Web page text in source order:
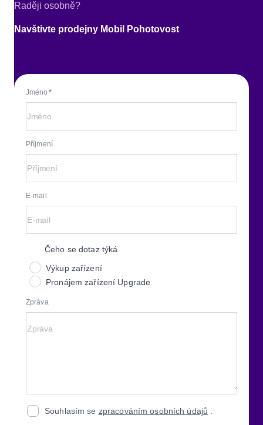
Raději osobně?
Navštivte prodejny Mobil Pohotovost
Jméno
Příjmení
E-mail
Čeho se dotaz týká
Výkup zařízení
Pronájem zařízení Upgrade
Zpráva
Souhlasím se zpracováním osobních údajů